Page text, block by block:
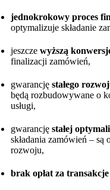
jednokrokowy proces
optymalizuje składanie
jeszcze wyższą
finalizacji zamówień,
gwarancję stałego
będą rozbudowywane o
usługi,
gwarancję stałej
składania zamówień – są
rozwoju,
brak opłat za